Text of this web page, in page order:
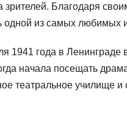
зрителей. Благодаря
одной из самых любимых
1941 года в
начала посещать
театральное училище и